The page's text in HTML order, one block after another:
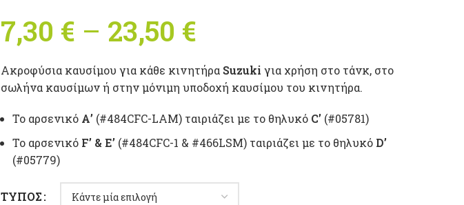
7,30 € – 23,50 €
7,30 € through
23,50 €
Ακροφύσια καυσίμου για κάθε κινητήρα Suzuki για χρήση στο τάνκ, στο
σωλήνα καυσίμων ή στην μόνιμη υποδοχή καυσίμου του κινητήρα.
Το αρσενικό Α’ (#484CFC-LAM) ταιριάζει με το θηλυκό C’ (#05781)
Το αρσενικό F’ & E’ (#484CFC-1 & #466LSM) ταιριάζει με το θηλυκό D’
(#05779)
ΤΎΠΟΣ